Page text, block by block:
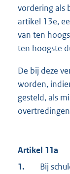
vordering als
artikel 13e,
van ten
ten hoogste
De bij deze
worden,
gesteld, als
Artikel 11a
1.
Bij